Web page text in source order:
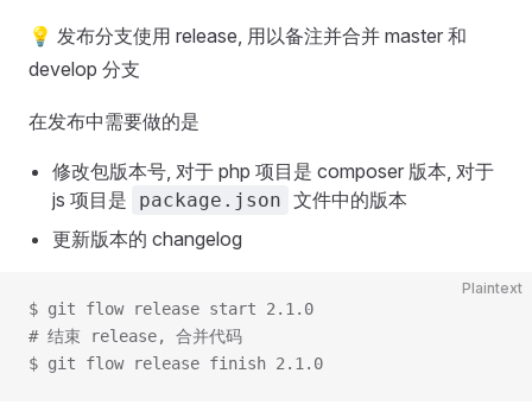
💡 发布分支使用 release, 用以备注并合并 master 和
develop 分支
在发布中需要做的是
修改包版本号, 对于 php 项目是 composer 版本, 对于
js 项目是
package.json 文件中的版本
更新版本的 changelog
Plaintext
$ git flow release start 2.1.0
# 结束 release, 合并代码
$ git flow release finish 2.1.0